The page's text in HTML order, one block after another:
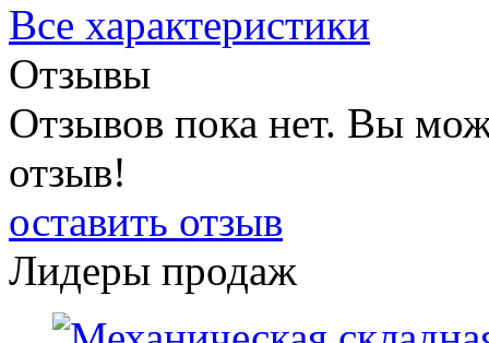
Все характеристики
Отзывы
Отзывов пока нет. Вы
отзыв!
оставить отзыв
Лидеры продаж